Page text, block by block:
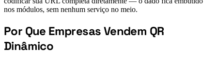
nos módulos, sem nenhum serviço no meio.
#
Por Que Empresas Vendem QR
Dinâmico